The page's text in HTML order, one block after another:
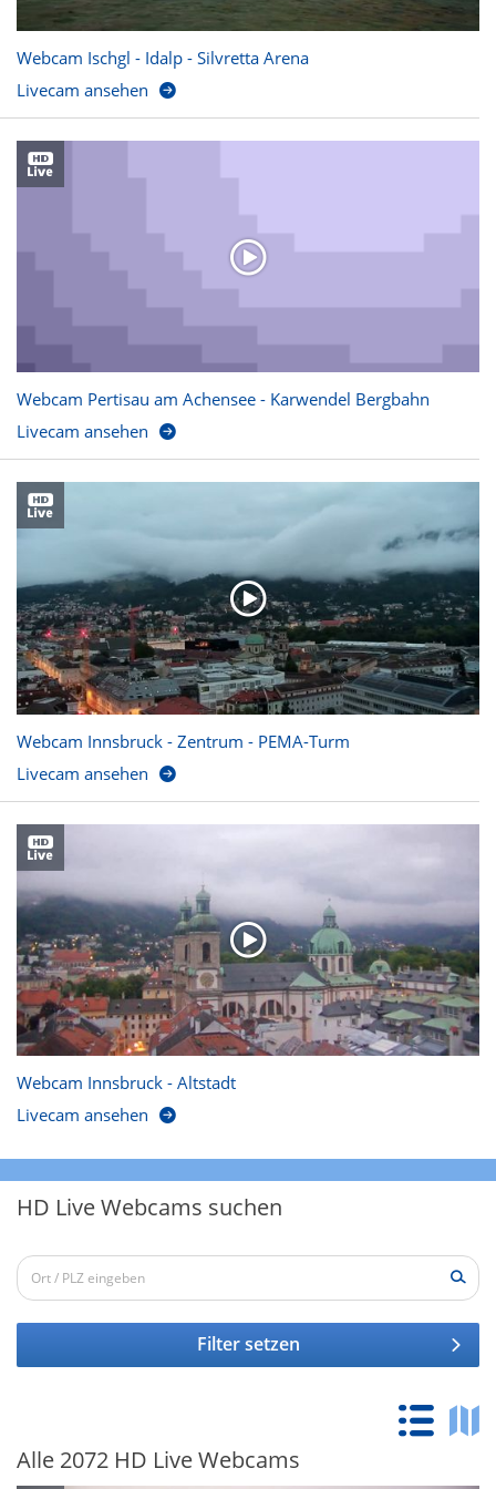
Webcam Ischgl - Idalp - Silvretta Arena
Livecam ansehen
Webcam Pertisau am Achensee - Karwendel Bergbahn
Livecam ansehen
Webcam Innsbruck - Zentrum - PEMA-Turm
Livecam ansehen
Webcam Innsbruck - Altstadt
Livecam ansehen
HD Live Webcams suchen
Filter setzen
Alle 2072 HD Live Webcams